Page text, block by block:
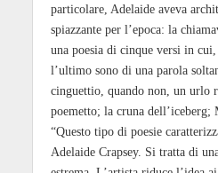
particolare, Adelaide aveva
spiazzante per l’epoca: la
una poesia di cinque versi in
l’ultimo sono di una parola
cinguettio, quando non, un urlo
poemetto; la cruna dell’iceberg;
“Questo tipo di poesie
Adelaide Crapsey. Si tratta di